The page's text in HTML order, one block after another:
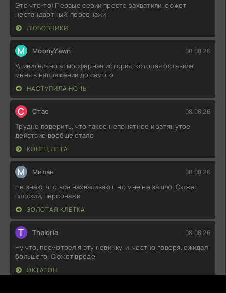
Это что-то! Первые серии просто захватили, сюжет
нестандартный, персонажи
ЛЮБОВНИКИ
M MoonyYawn 08.08.26
Удивительно атмосферная история, которая оставила
меня в напряжении до самого
НАСТУПИЛА НОЧЬ
С Стас 08.08.26
Трудно поверить, что такое непонятное и затянутое
действие вообще стало
КОНЕЦ ЛЕТА
М Милан 08.08.26
Не знаю, что все нахваливают, но мне не зашло. Сюжет
плоский, персонажи
ЗОЛОТАЯ КЛЕТКА
T Thaloria 08.08.26
Ну что, посмотрел я эту новинку, и, честно говоря, ожидал
большего. Сюжет вроде
ОКТАГОН